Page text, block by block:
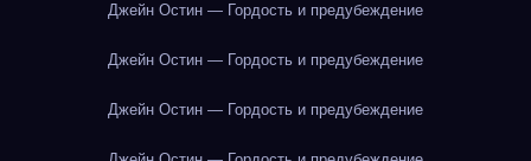
Джейн Остин — Гордость и предубеждение
Джейн Остин — Гордость и предубеждение
Джейн Остин — Гордость и предубеждение